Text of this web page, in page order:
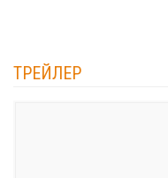
ТРЕЙЛЕР